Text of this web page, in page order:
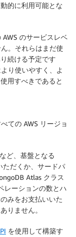
的に利用可能とな
AWS のサービスレベ
。それらはまだ使
続ける予定です
り使いやすく、よ
用すべきであると
ての AWS リージョ
ど、基盤となる
ただくか、サードパ
Atlas クラス
レーションの数とハ
みをお支払いいた
りません。
を使用して構築す